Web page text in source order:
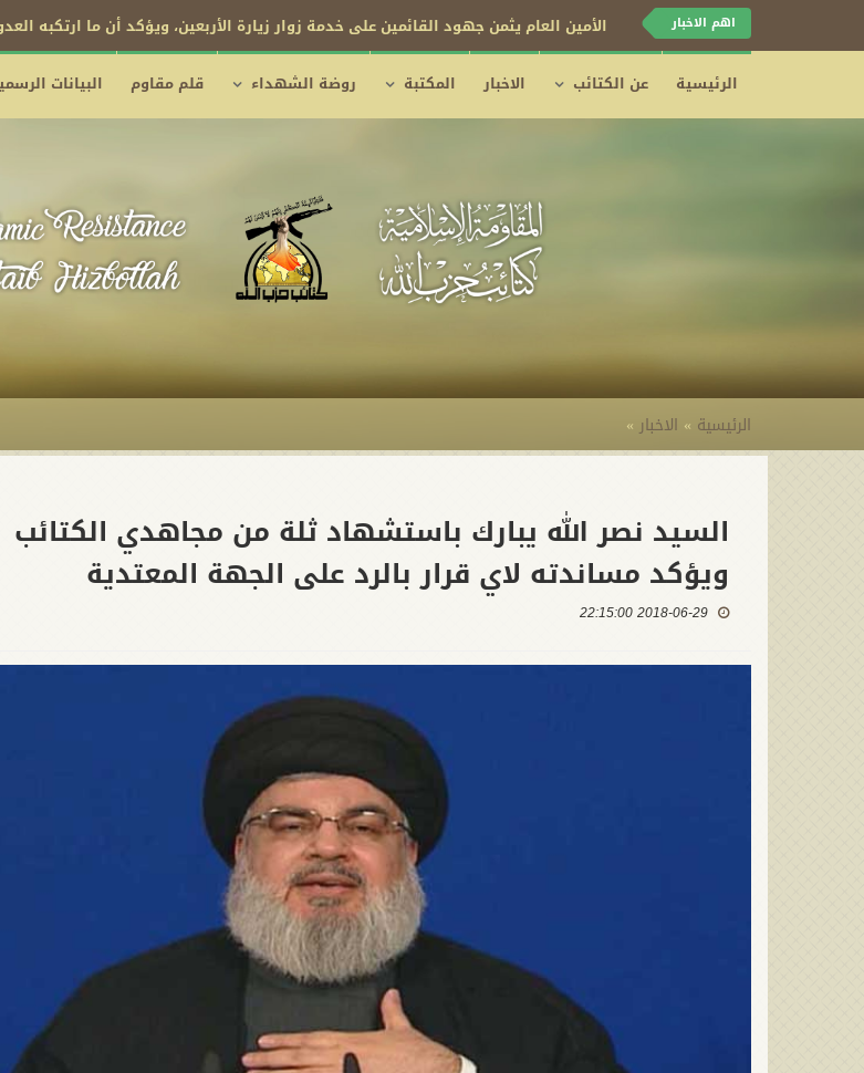
اهم الاخبار الأمين العام يثمن جهود القائمين على خدمة زوار زيارة الأربعين، ويؤكد أن ما ارتكبه
الرئيسية عن الكتائب الاخبار المكتبة روضة الشهداء قلم مقاوم البيانات
الرئيسية » الاخبار »
السيد نصر الله يبارك باستشهاد ثلة من مجاهدي الكتائب
ويؤكد مساندته لاي قرار بالرد على الجهة المعتدية
2018-06-29 22:15:00